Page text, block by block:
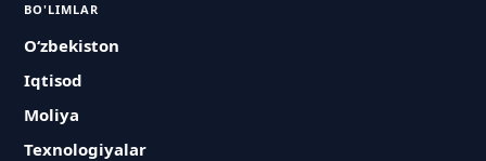
BO'LIMLAR
O‘zbekiston
Iqtisod
Moliya
Texnologiyalar